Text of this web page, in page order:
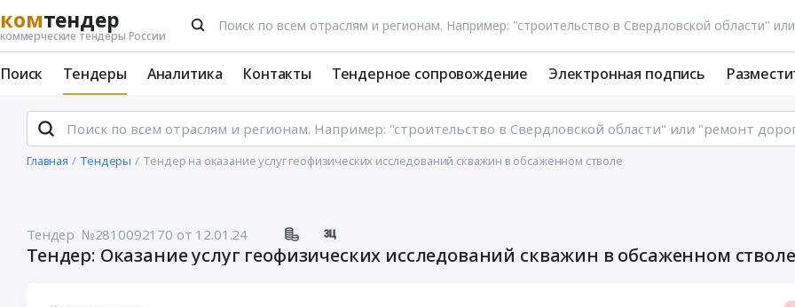
комтендер
коммерческие тендеры России
Поиск Тендеры Аналитика Контакты Тендерное сопровождение Электронная подпись
Главная Тендеры Тендер на оказание услуг геофизических исследований скважин в обсаженном стволе
Тендер №2810092170 от 12.01.24
Тендер: Оказание услуг геофизических исследований скважин в обсаженном стволе